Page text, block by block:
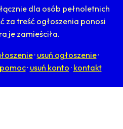
dla osób pełnoletnich
za treść ogłoszenia ponosi
je zamieściła.
· usuń ogłoszenie·
pomoc· usuń konto · kontakt